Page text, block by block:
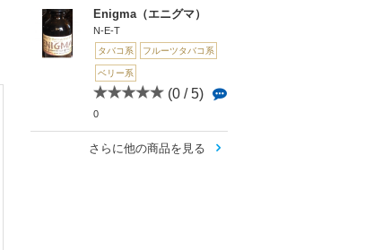
Enigma（エニグマ）
N-E-T
タバコ系 フルーツタバコ系
ベリー系
(0 / 5)
0
さらに他の商品を見る